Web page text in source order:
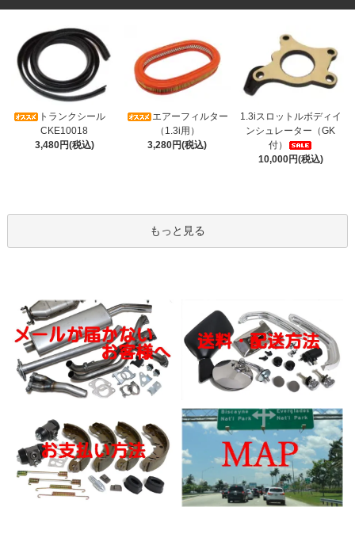
トランクシール
CKE10018
3,480円(税込)
エアーフィルター
（1.3i用）
3,280円(税込)
1.3iスロットルボディイ
ンシュレーター（GK
付）
10,000円(税込)
もっと見る